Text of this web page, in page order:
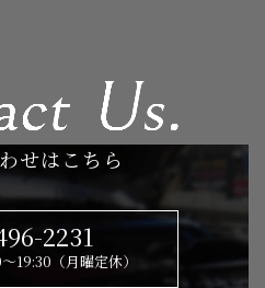
せはこちら
2231
19:30（月曜定休）